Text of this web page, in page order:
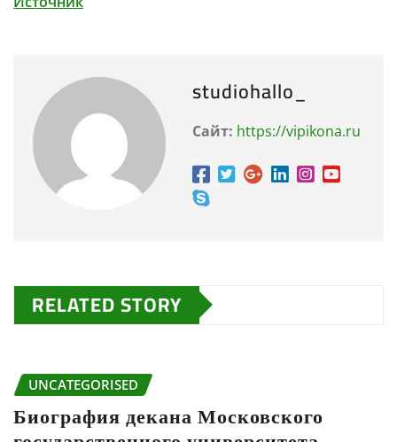
studiohallo_
Сайт: https://vipikona.ru
RELATED STORY
UNCATEGORISED
Биография декана Московского